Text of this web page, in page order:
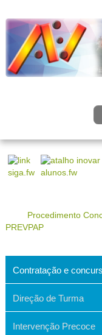
Procedimento
PREVPAP
Contratação e
Direção de Turma
Intervenção Precoce